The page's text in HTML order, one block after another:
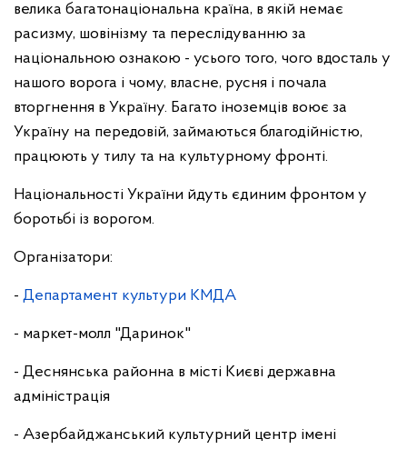
велика багатонаціональна країна, в якій немає
расизму, шовінізму та переслідуванню за
національною ознакою - усього того, чого вдосталь у
нашого ворога і чому, власне, русня і почала
вторгнення в Україну. Багато іноземців воює за
Україну на передовій, займаються благодійністю,
працюють у тилу та на культурному фронті.
Національності України йдуть єдиним фронтом у
боротьбі із ворогом.
Організатори:
- Департамент культури КМДА
- маркет-молл "Даринок"
- Деснянська районна в місті Києві державна
адміністрація
- Азербайджанський культурний центр імені